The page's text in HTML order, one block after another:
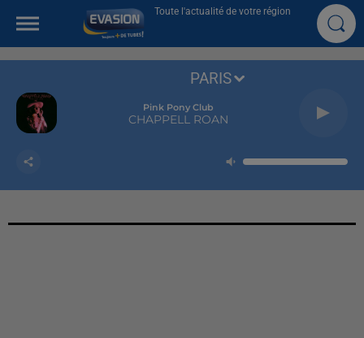
Toute l'actualité de votre région
Pink Pony Club
CHAPPELL ROAN
PARIS